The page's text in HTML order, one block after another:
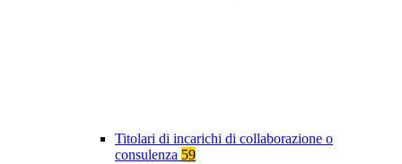
Titolari di incarichi di collaborazione o
consulenza 59